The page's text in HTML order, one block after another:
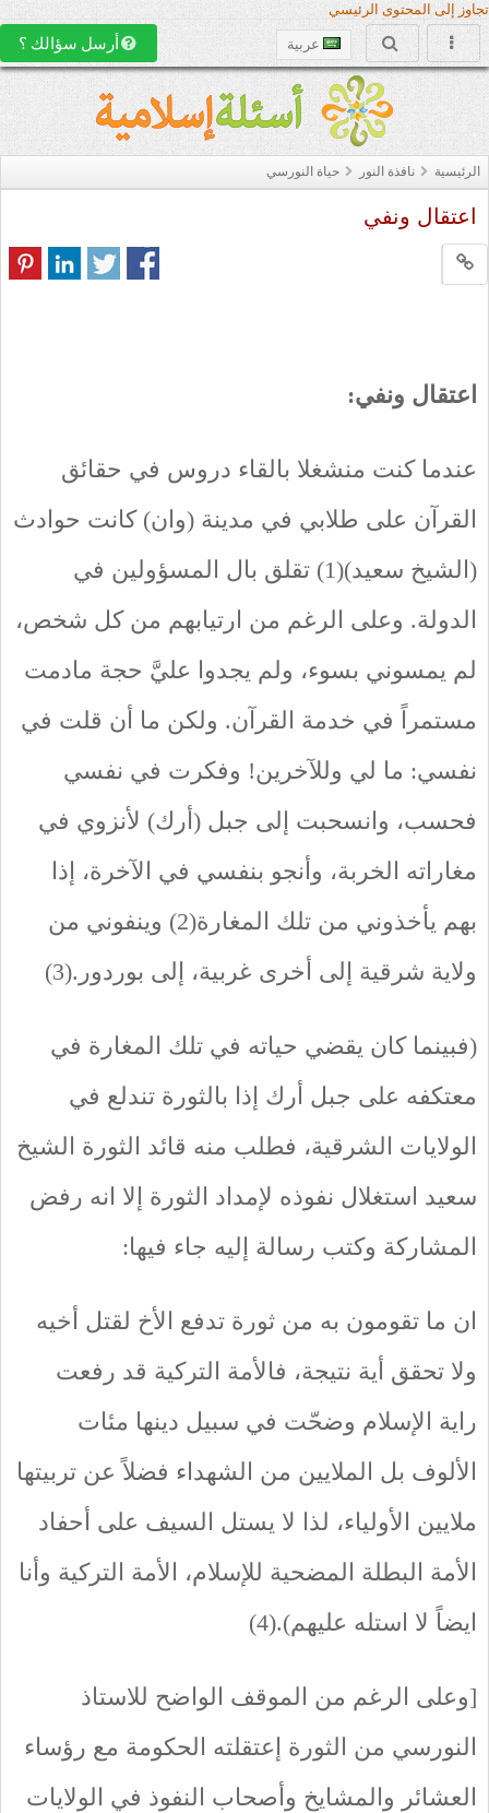
تجاوز إلى المحتوى الرئيسي
عربية أرسل سؤالك ؟
الرئيسية نافذة النور حياة النورسي
اعتقال ونفي
اعتقال ونفي:
عندما كنت منشغلا بالقاء دروس في حقائق
القرآن على طلابي في مدينة (وان) كانت حوادث
(الشيخ سعيد)(1) تقلق بال المسؤولين في
الدولة. وعلى الرغم من ارتيابهم من كل شخص،
لم يمسوني بسوء، ولم يجدوا عليَّ حجة مادمت
مستمراً في خدمة القرآن. ولكن ما أن قلت في
نفسي: ما لي وللآخرين! وفكرت في نفسي
فحسب، وانسحبت إلى جبل (أرك) لأنزوي في
مغاراته الخربة، وأنجو بنفسي في الآخرة، إذا
بهم يأخذوني من تلك المغارة(2) وينفوني من
ولاية شرقية إلى أخرى غربية، إلى بوردور.(3)
(فبينما كان يقضي حياته في تلك المغارة في
معتكفه على جبل أرك إذا بالثورة تندلع في
الولايات الشرقية، فطلب منه قائد الثورة الشيخ
سعيد استغلال نفوذه لإمداد الثورة إلا انه رفض
المشاركة وكتب رسالة إليه جاء فيها:
ان ما تقومون به من ثورة تدفع الأخ لقتل أخيه
ولا تحقق أية نتيجة، فالأمة التركية قد رفعت
راية الإسلام وضحّت في سبيل دينها مئات
الألوف بل الملايين من الشهداء فضلاً عن تربيتها
ملايين الأولياء، لذا لا يستل السيف على أحفاد
الأمة البطلة المضحية للإسلام، الأمة التركية وأنا
ايضاً لا استله عليهم).(4)
[وعلى الرغم من الموقف الواضح للاستاذ
النورسي من الثورة إعتقلته الحكومة مع رؤساء
العشائر والمشايخ وأصحاب النفوذ في الولايات